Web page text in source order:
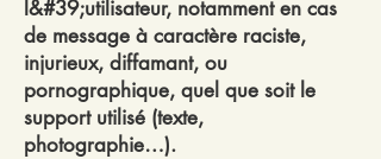
l&#39;utilisateur, notamment en cas
de message à caractère raciste,
injurieux, diffamant, ou
pornographique, quel que soit le
support utilisé (texte,
photographie…).